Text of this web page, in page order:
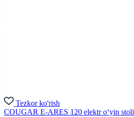
Tezkor ko'rish
COUGAR E-ARES 120 elektr o‘yin stoli